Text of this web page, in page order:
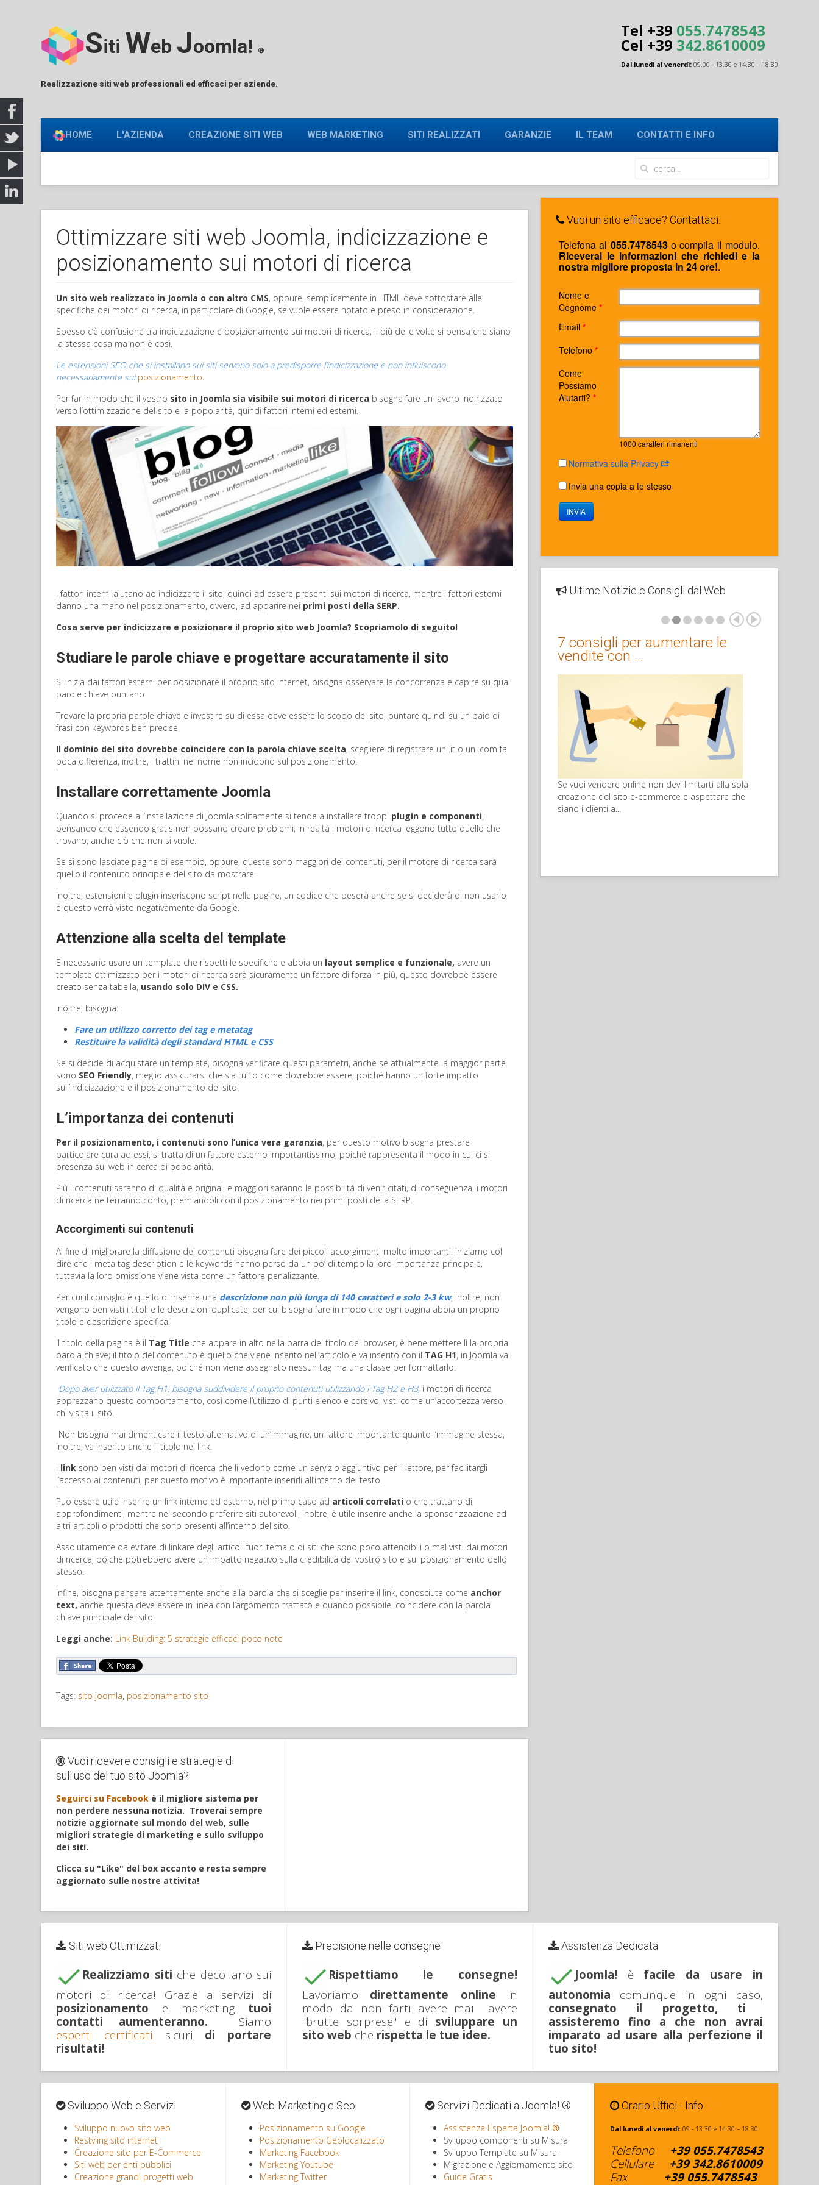
Siti Web Joomla! ®
Realizzazione siti web professionali ed efficaci per aziende.
Tel +39 055.7478543
Cel +39 342.8610009
Dal lunedì al venerdì: 09.00 - 13.30 e 14.30 – 18.30
HOME L'AZIENDA CREAZIONE SITI WEB WEB MARKETING SITI REALIZZATI GARANZIE IL TEAM CONTATTI E INFO
Ottimizzare siti web Joomla, indicizzazione e
posizionamento sui motori di ricerca
Un sito web realizzato in Joomla o con altro CMS, oppure, semplicemente in HTML deve sottostare alle
specifiche dei motori di ricerca, in particolare di Google, se vuole essere notato e preso in considerazione.
Spesso c’è confusione tra indicizzazione e posizionamento sui motori di ricerca, il più delle volte si pensa che siano
la stessa cosa ma non è così.
Le estensioni SEO che si installano sui siti servono solo a predisporre l’indicizzazione e non influiscono
necessariamente sulposizionamento.
Per far in modo che il vostro sito in Joomla sia visibile sui motori di ricerca bisogna fare un lavoro indirizzato
verso l’ottimizzazione del sito e la popolarità, quindi fattori interni ed esterni.
I fattori interni aiutano ad indicizzare il sito, quindi ad essere presenti sui motori di ricerca, mentre i fattori esterni
danno una mano nel posizionamento, ovvero, ad apparire nei primi posti della SERP.
Cosa serve per indicizzare e posizionare il proprio sito web Joomla? Scopriamolo di seguito!
Studiare le parole chiave e progettare accuratamente il sito
Si inizia dai fattori esterni per posizionare il proprio sito internet, bisogna osservare la concorrenza e capire su quali
parole chiave puntano.
Trovare la propria parole chiave e investire su di essa deve essere lo scopo del sito, puntare quindi su un paio di
frasi con keywords ben precise.
Il dominio del sito dovrebbe coincidere con la parola chiave scelta, scegliere di registrare un .it o un .com fa
poca differenza, inoltre, i trattini nel nome non incidono sul posizionamento.
Installare correttamente Joomla
Quando si procede all’installazione di Joomla solitamente si tende a installare troppi plugin e componenti,
pensando che essendo gratis non possano creare problemi, in realtà i motori di ricerca leggono tutto quello che
trovano, anche ciò che non si vuole.
Se si sono lasciate pagine di esempio, oppure, queste sono maggiori dei contenuti, per il motore di ricerca sarà
quello il contenuto principale del sito da mostrare.
Inoltre, estensioni e plugin inseriscono script nelle pagine, un codice che peserà anche se si deciderà di non usarlo
e questo verrà visto negativamente da Google.
Attenzione alla scelta del template
È necessario usare un template che rispetti le specifiche e abbia un layout semplice e funzionale, avere un
template ottimizzato per i motori di ricerca sarà sicuramente un fattore di forza in più, questo dovrebbe essere
creato senza tabella, usando solo DIV e CSS.
Inoltre, bisogna:
Fare un utilizzo corretto dei tag e metatag
Restituire la validità degli standard HTML e CSS
Se si decide di acquistare un template, bisogna verificare questi parametri, anche se attualmente la maggior parte
sono SEO Friendly, meglio assicurarsi che sia tutto come dovrebbe essere, poiché hanno un forte impatto
sull’indicizzazione e il posizionamento del sito.
L’importanza dei contenuti
Per il posizionamento, i contenuti sono l’unica vera garanzia, per questo motivo bisogna prestare
particolare cura ad essi, si tratta di un fattore esterno importantissimo, poiché rappresenta il modo in cui ci si
presenza sul web in cerca di popolarità.
Più i contenuti saranno di qualità e originali e maggiori saranno le possibilità di venir citati, di conseguenza, i motori
di ricerca ne terranno conto, premiandoli con il posizionamento nei primi posti della SERP.
Accorgimenti sui contenuti
Al fine di migliorare la diffusione dei contenuti bisogna fare dei piccoli accorgimenti molto importanti: iniziamo col
dire che i meta tag description e le keywords hanno perso da un po’ di tempo la loro importanza principale,
tuttavia la loro omissione viene vista come un fattore penalizzante.
Per cui il consiglio è quello di inserire una descrizione non più lunga di 140 caratteri e solo 2-3 kw, inoltre, non
vengono ben visti i titoli e le descrizioni duplicate, per cui bisogna fare in modo che ogni pagina abbia un proprio
titolo e descrizione specifica.
Il titolo della pagina è il Tag Title che appare in alto nella barra del titolo del browser, è bene mettere lì la propria
parola chiave; il titolo del contenuto è quello che viene inserito nell’articolo e va inserito con il TAG H1, in Joomla va
verificato che questo avvenga, poiché non viene assegnato nessun tag ma una classe per formattarlo.
Dopo aver utilizzato il Tag H1, bisogna suddividere il proprio contenuti utilizzando i Tag H2 e H3, i motori di ricerca
apprezzano questo comportamento, così come l’utilizzo di punti elenco e corsivo, visti come un’accortezza verso
chi visita il sito.
Non bisogna mai dimenticare il testo alternativo di un’immagine, un fattore importante quanto l’immagine stessa,
inoltre, va inserito anche il titolo nei link.
I link sono ben visti dai motori di ricerca che li vedono come un servizio aggiuntivo per il lettore, per facilitargli
l’accesso ai contenuti, per questo motivo è importante inserirli all’interno del testo.
Può essere utile inserire un link interno ed esterno, nel primo caso ad articoli correlati o che trattano di
approfondimenti, mentre nel secondo preferire siti autorevoli, inoltre, è utile inserire anche la sponsorizzazione ad
altri articoli o prodotti che sono presenti all’interno del sito.
Assolutamente da evitare di linkare degli articoli fuori tema o di siti che sono poco attendibili o mal visti dai motori
di ricerca, poiché potrebbero avere un impatto negativo sulla credibilità del vostro sito e sul posizionamento dello
stesso.
Infine, bisogna pensare attentamente anche alla parola che si sceglie per inserire il link, conosciuta come anchor
text, anche questa deve essere in linea con l’argomento trattato e quando possibile, coincidere con la parola
chiave principale del sito.
Leggi anche: Link Building: 5 strategie efficaci poco note
Tags: sito joomla, posizionamento sito
Vuoi ricevere consigli e strategie di
sull'uso del tuo sito Joomla?
Seguirci su Facebook è il migliore sistema per
non perdere nessuna notizia. Troverai sempre
notizie aggiornate sul mondo del web, sulle
migliori strategie di marketing e sullo sviluppo
dei siti.
Clicca su "Like" del box accanto e resta sempre
aggiornato sulle nostre attivita!
Vuoi un sito efficace? Contattaci.
Telefona al 055.7478543o compila il modulo.
Riceverai le informazioni che richiedi e la
nostra migliore proposta in 24 ore!.
Nome e
Cognome *
Email *
Telefono *
Come
Possiamo
Aiutarti? *
1000 caratteri rimanenti
Normativa sulla Privacy
Invia una copia a te stesso
INVIA
Ultime Notizie e Consigli dal Web
7 consigli per aumentare le
vendite con …
Se vuoi vendere online non devi limitarti alla sola
creazione del sito e-commerce e aspettare che
siano i clienti a...
Siti web Ottimizzati
Realizziamo siti che decollano sui
motori di ricerca! Grazie a servizi di
posizionamento e marketing tuoi
contatti aumenteranno.
Siamo
esperti certificati sicuri di portare
risultati!
Precisione nelle consegne
Rispettiamo le consegne!
Lavoriamo direttamente online in
modo da non farti avere mai avere
"brutte sorprese" e di sviluppare un
sito web che rispetta le tue idee.
Assistenza Dedicata
Joomla! è facile da usare in
autonomia comunque in ogni caso,
consegnato il progetto, ti
assisteremo fino a che non avrai
imparato ad usare alla perfezione il
tuo sito!
Sviluppo Web e Servizi
Sviluppo nuovo sito web
Restyling sito internet
Creazione sito per E-Commerce
Siti web per enti pubblici
Creazione grandi progetti web
Web-Marketing e Seo
Posizionamento su Google
Posizionamento Geolocalizzato
Marketing Facebook
Marketing Youtube
Marketing Twitter
Servizi Dedicati a Joomla! ®
Assistenza Esperta Joomla! ®
Sviluppo componenti su Misura
Sviluppo Template su Misura
Migrazione e Aggiornamento sito
Guide Gratis
Orario Uffici - Info
Dal lunedì al venerdì: 09 - 13.30 e 14.30 – 18.30
Telefono +39 055.7478543
Cellulare+39 342.8610009
Fax
+39 055.7478543